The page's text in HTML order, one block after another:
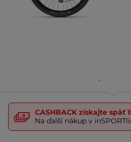
CASHBACK získajte späť
Na ďalší nákup v